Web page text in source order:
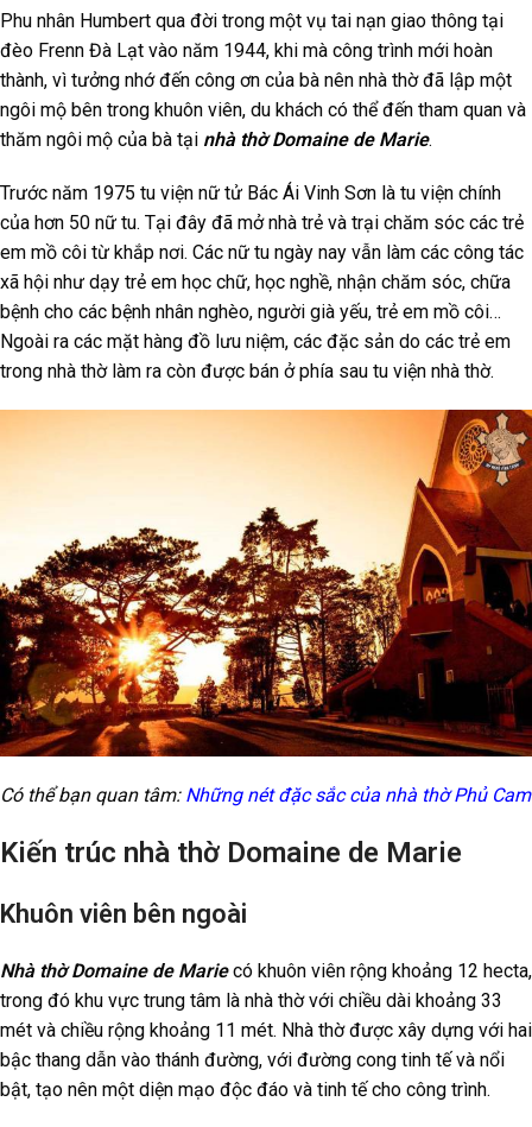
Phu nhân Humbert qua đời trong một vụ tai nạn giao thông tại
đèo Frenn Đà Lạt vào năm 1944, khi mà công trình mới hoàn
thành, vì tưởng nhớ đến công ơn của bà nên nhà thờ đã lập một
ngôi mộ bên trong khuôn viên, du khách có thể đến tham quan và
thăm ngôi mộ của bà tại nhà thờ Domaine de Marie.
Trước năm 1975 tu viện nữ tử Bác Ái Vinh Sơn là tu viện chính
của hơn 50 nữ tu. Tại đây đã mở nhà trẻ và trại chăm sóc các trẻ
em mồ côi từ khắp nơi. Các nữ tu ngày nay vẫn làm các công tác
xã hội như dạy trẻ em học chữ, học nghề, nhận chăm sóc, chữa
bệnh cho các bệnh nhân nghèo, người già yếu, trẻ em mồ côi…
Ngoài ra các mặt hàng đồ lưu niệm, các đặc sản do các trẻ em
trong nhà thờ làm ra còn được bán ở phía sau tu viện nhà thờ.
Có thể bạn quan tâm: Những nét đặc sắc của nhà thờ Phủ Cam
Kiến trúc nhà thờ Domaine de Marie
Khuôn viên bên ngoài
Nhà thờ Domaine de Mariecó khuôn viên rộng khoảng 12 hecta,
trong đó khu vực trung tâm là nhà thờ với chiều dài khoảng 33
mét và chiều rộng khoảng 11 mét. Nhà thờ được xây dựng với hai
bậc thang dẫn vào thánh đường, với đường cong tinh tế và nổi
bật, tạo nên một diện mạo độc đáo và tinh tế cho công trình.